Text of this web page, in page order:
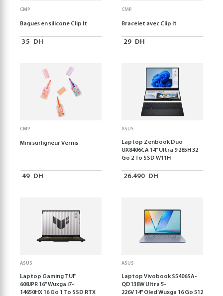
CMP
Bagues en silicone Clip It
35 DH
CMP
Bracelet avec Clip It
29 DH
CMP
Mini surligneur Vernis
49 DH
ASUS
Laptop Zenbook Duo
UX8406CA 14'' Ultra 9 285H 32
Go 2 To SSD W11H
26.490 DH
ASUS
Laptop Gaming TUF
608JPR 16'' Wuxga i7-
14650HX 16 Go 1 To SSD RTX
ASUS
Laptop Vivobook S5406SA-
QD138W Ultra 5-
226V 14" Oled Wuxga 16 Go 512